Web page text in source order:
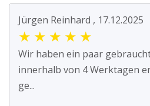
Jürgen Reinhard , 17.12.2025
★ ★ ★ ★ ★
Wir haben ein paar
innerhalb von 4 Werktagen
ge...